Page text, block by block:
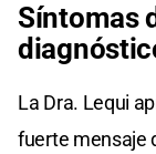
Síntomas
La Dra. Lequi
fuerte mensaje